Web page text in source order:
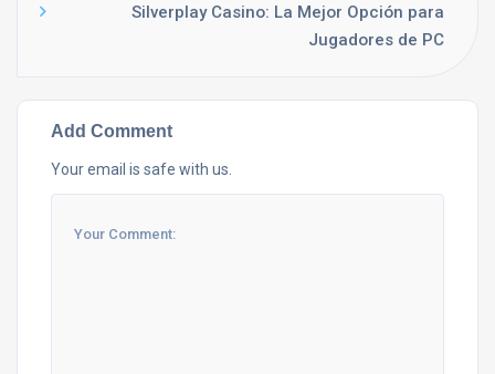
Silverplay Casino: La Mejor Opción para
Jugadores de PC
Add Comment
Your email is safe with us.